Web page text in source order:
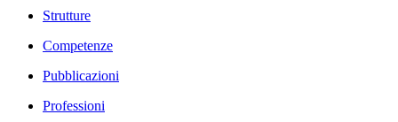
Strutture
Competenze
Pubblicazioni
Professioni